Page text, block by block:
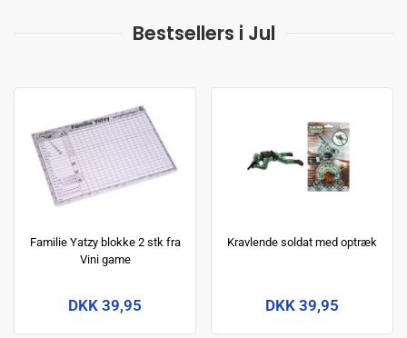
Bestsellers i Jul
Familie Yatzy blokke 2 stk fra
Vini game
DKK 39,95
Kravlende soldat med optræk
DKK 39,95